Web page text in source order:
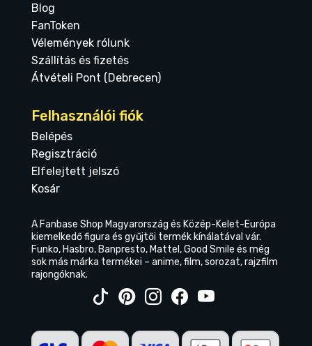
Blog
FanToken
Vélemények rólunk
Szállítás és fizetés
Átvételi Pont (Debrecen)
Felhasználói fiók
Belépés
Regisztráció
Elfelejtett jelszó
Kosár
A Fanbase Shop Magyarország és Közép-Kelet-Európa
kiemelkedő figura és gyűjtői termék kínálatával vár.
Funko, Hasbro, Banpresto, Mattel, Good Smile és még
sok más márka termékei – anime, film, sorozat, rajzfilm
rajongóknak.